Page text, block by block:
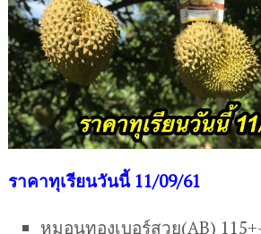
ราคาทุเรียนวันนี้ 11/09/61
หมอนทองเบอร์สวย(AB)